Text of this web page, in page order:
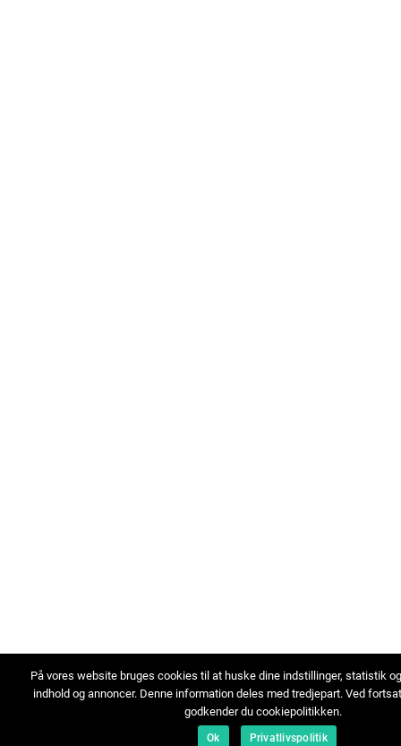
På vores website bruges cookies til at huske dine indstillinger, statistik
indhold og annoncer. Denne information deles med tredjepart. Ved
godkender du cookiepolitikken.
Ok Privatlivspolitik